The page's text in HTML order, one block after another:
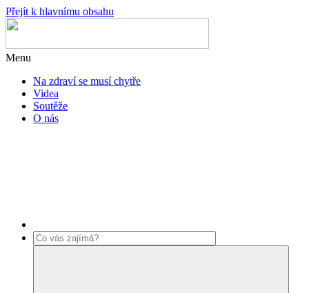
Přejít k hlavnímu obsahu
Menu
Na zdraví se musí chytře
Videa
Soutěže
O nás